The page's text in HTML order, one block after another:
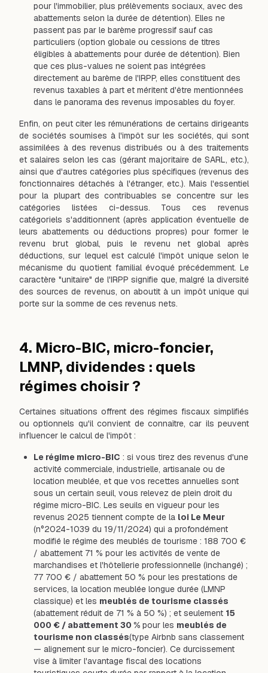
pour l'immobilier, plus prélèvements sociaux, avec des
abattements selon la durée de détention). Elles ne
passent pas par le barème progressif sauf cas
particuliers (option globale ou cessions de titres
éligibles à abattements pour durée de détention). Bien
que ces plus-values ne soient pas intégrées
directement au barème de l'IRPP, elles constituent des
revenus taxables à part et méritent d'être mentionnées
dans le panorama des revenus imposables du foyer.
Enfin, on peut citer les rémunérations de certains dirigeants
de sociétés soumises à l'impôt sur les sociétés, qui sont
assimilées à des revenus distribués ou à des traitements
et salaires selon les cas (gérant majoritaire de SARL, etc.),
ainsi que d'autres catégories plus spécifiques (revenus des
fonctionnaires détachés à l'étranger, etc.). Mais l'essentiel
pour la plupart des contribuables se concentre sur les
catégories listées ci-dessus. Tous ces revenus
catégoriels s'additionnent (après application éventuelle de
leurs abattements ou déductions propres) pour former le
revenu brut global, puis le revenu net global après
déductions, sur lequel est calculé l'impôt unique selon le
mécanisme du quotient familial évoqué précédemment. Le
caractère "unitaire" de l'IRPP signifie que, malgré la diversité
des sources de revenus, on aboutit à un impôt unique qui
porte sur la somme de ces revenus nets.
4. Micro-BIC, micro-foncier,
LMNP, dividendes : quels
régimes choisir ?
Certaines situations offrent des régimes fiscaux simplifiés
ou optionnels qu'il convient de connaître, car ils peuvent
influencer le calcul de l'impôt :
Le régime micro-BIC : si vous tirez des revenus d'une
activité commerciale, industrielle, artisanale ou de
location meublée, et que vos recettes annuelles sont
sous un certain seuil, vous relevez de plein droit du
régime micro-BIC. Les seuils en vigueur pour les
revenus 2025 tiennent compte de la loi Le Meur
(n°2024-1039 du 19/11/2024) qui a profondément
modifié le régime des meublés de tourisme : 188 700 €
/ abattement 71 % pour les activités de vente de
marchandises et l'hôtellerie professionnelle (inchangé) ;
77 700 € / abattement 50 % pour les prestations de
services, la location meublée longue durée (LMNP
classique) et les meublés de tourisme classés
(abattement réduit de 71 % à 50 %) ; et seulement 15
000 € / abattement 30 % pour les meublés de
tourisme non classés(type Airbnb sans classement
— alignement sur le micro-foncier). Ce durcissement
vise à limiter l'avantage fiscal des locations